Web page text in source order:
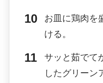
お皿に鶏肉を
ける。
サッと茹でて
したグリーン